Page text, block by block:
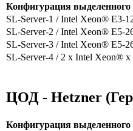
Конфигурация выделенного
SL-Server-1 / Intel Xeon® E3-
SL-Server-2 / Intel Xeon® E5-
SL-Server-3 / Intel Xeon® E5-
SL-Server-4 / 2 x Intel Xeon®
ЦОД - Hetzner
Конфигурация выделенного